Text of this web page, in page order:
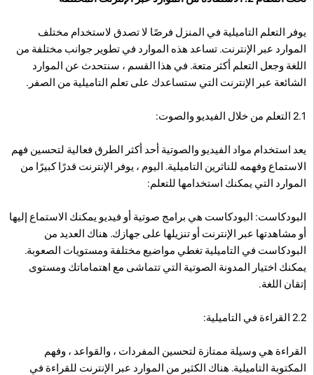
يوفر التعلم التاميلية في المنزل فرصًا لا تصدق لاستخدام مختلف
الموارد عبر الإنترنت. تساعد هذه الموارد في تطوير جوانب مختلفة من
اللغة وجعل التعلم أكثر متعة. في هذا القسم ، سنتحدث عن الموارد
الشائعة عبر الإنترنت التي ستساعدك على تعلم التاميلية من الصفر.
2.1 التعلم من خلال الفيديو والصوت:
يعد استخدام مواد الفيديو والصوتية أحد أكثر الطرق فعالية لتحسين فهم
الاستماع وفهمه للناثرين التاميلية. اليوم ، يوفر الإنترنت قدرًا كبيرًا من
الموارد التي يمكنك استخدامها للتعلم:
البودكاست: البودكاست هي برامج صوتية أو فيديو يمكنك الاستماع إليها
أو مشاهدتها عبر الإنترنت أو تنزيلها على جهازك. هناك العديد من
البودكاست في التاميلية تغطي مواضيع مختلفة ومستويات الصعوبة.
يمكنك اختيار المدونة الصوتية التي تتماشى مع اهتماماتك ومستوى
إتقان اللغة.
2.2 القراءة في التاميلية:
القراءة هي وسيلة ممتازة لتحسين المفردات ، والقواعد ، وفهم
المكتوبة التاميلية. هناك الكثير من الموارد عبر الإنترنت للقراءة في